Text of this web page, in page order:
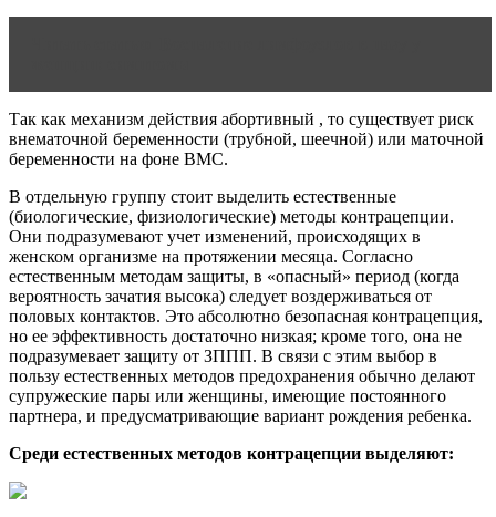
Так как механизм действия абортивный , то существует риск
внематочной беременности (трубной, шеечной) или маточной
беременности на фоне ВМС.
В отдельную группу стоит выделить естественные
(биологические, физиологические) методы контрацепции.
Они подразумевают учет изменений, происходящих в
женском организме на протяжении месяца. Согласно
естественным методам защиты, в «опасный» период (когда
вероятность зачатия высока) следует воздерживаться от
половых контактов. Это абсолютно безопасная контрацепция,
но ее эффективность достаточно низкая; кроме того, она не
подразумевает защиту от ЗППП. В связи с этим выбор в
пользу естественных методов предохранения обычно делают
супружеские пары или женщины, имеющие постоянного
партнера, и предусматривающие вариант рождения ребенка.
Среди естественных методов контрацепции выделяют: